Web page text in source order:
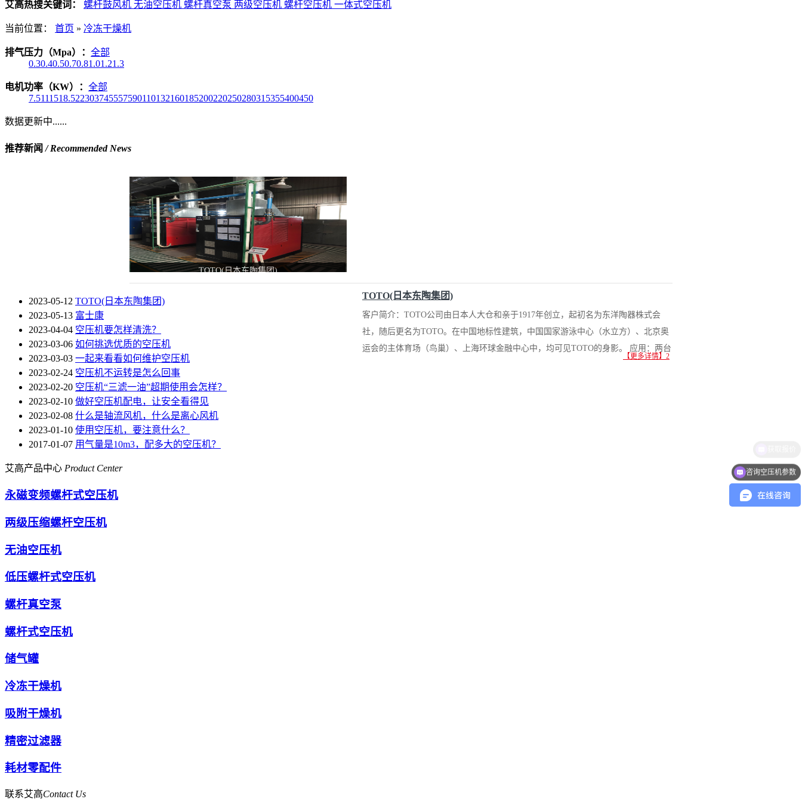
艾高热搜关键词： 螺杆鼓风机 无油空压机 螺杆真空泵 两级空压机 螺杆空压机 一体式空压机
当前位置： 首页 » 冷冻干燥机
排气压力（Mpa）： 全部
0.30.40.50.70.81.01.21.3
电机功率（KW）： 全部
7.5111518.522303745557590110132160185200220250280315355400450
数据更新中......
推荐新闻/ Recommended News
TOTO(日本东陶集团)
TOTO(日本东陶集团)
客户简介：TOTO公司由日本人大仓和亲于1917年创立，起初名为东洋陶器株式会
社，随后更名为TOTO。在中国地标性建筑，中国国家游泳中心（水立方）、北京奥
运会的主体育场（鸟巢）、上海环球金融中心中，均可见TOTO的身影。 应用：两台
【更多详情】2
2023-05-12 TOTO(日本东陶集团)
2023-05-13 富士康
2023-04-04 空压机要怎样清洗？
2023-03-06 如何挑选优质的空压机
2023-03-03 一起来看看如何维护空压机
2023-02-24 空压机不运转是怎么回事
2023-02-20 空压机“三滤一油”超期使用会怎样？
2023-02-10 做好空压机配电，让安全看得见
2023-02-08 什么是轴流风机，什么是离心风机
2023-01-10 使用空压机，要注意什么？
2017-01-07 用气量是10m3，配多大的空压机？
艾高产品中心 Product Center
永磁变频螺杆式空压机
两级压缩螺杆空压机
无油空压机
低压螺杆式空压机
螺杆真空泵
螺杆式空压机
储气罐
冷冻干燥机
吸附干燥机
精密过滤器
耗材零配件
联系艾高Contact Us
咨询空压机参数